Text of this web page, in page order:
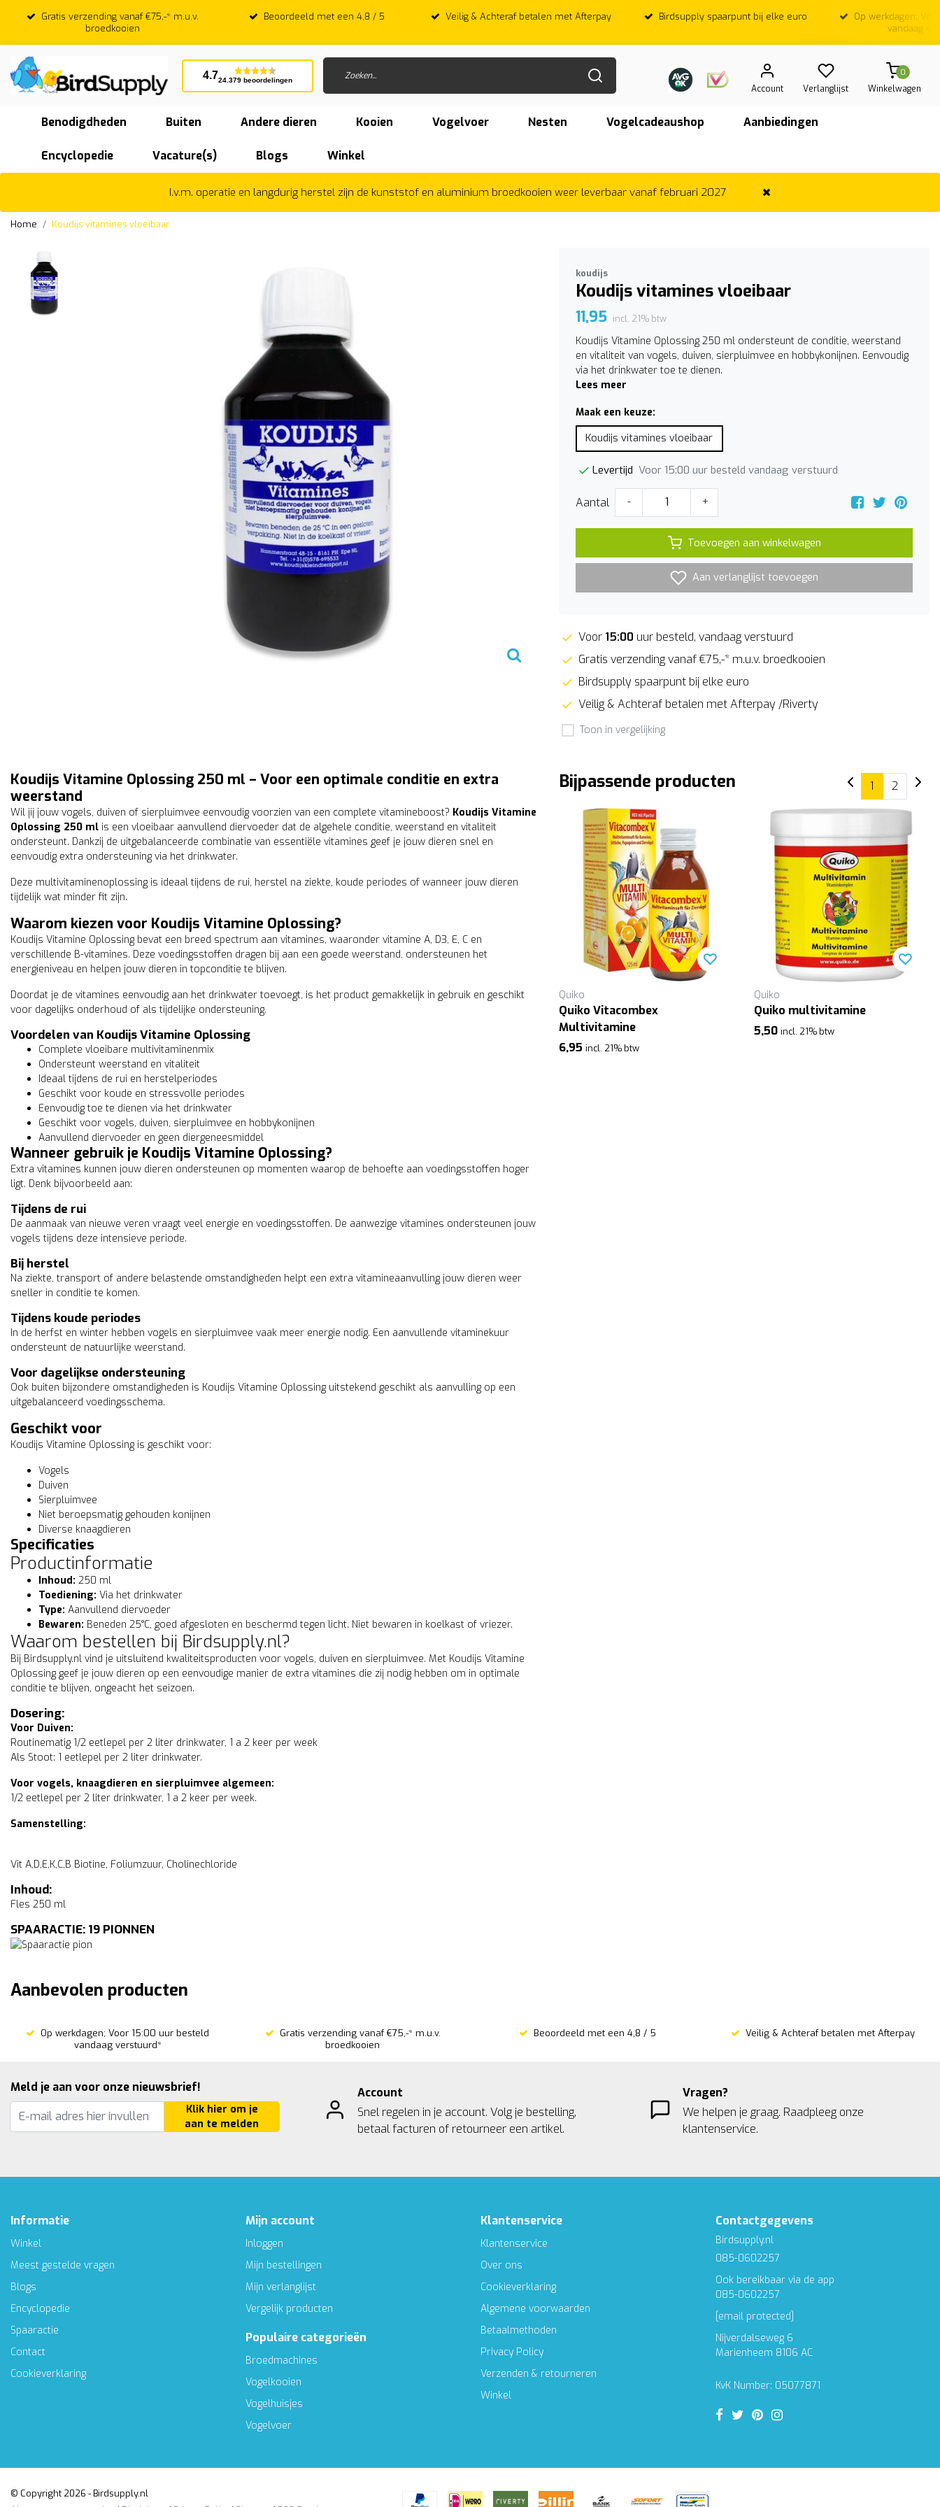
Gratis verzending vanaf €75,-* m.u.v.
broedkooien
Beoordeeld met een 4,8 / 5 Veilig & Achteraf betalen met Afterpay Birdsupply spaarpunt bij elke euro
Op werkdagen;
vandaag
4.724.379 beoordelingen
Account Verlanglijst
0
Winkelwagen
Benodigdheden Buiten Andere dieren Kooien Vogelvoer Nesten Vogelcadeaushop Aanbiedingen
Encyclopedie Vacature(s) Blogs Winkel
I.v.m. operatie en langdurig herstel zijn de kunststof en aluminium broedkooien weer leverbaar vanaf februari 2027
Home Koudijs vitamines vloeibaar
koudijs
Koudijs vitamines vloeibaar
11,95 incl. 21% btw
Koudijs Vitamine Oplossing 250 ml ondersteunt de conditie, weerstand
en vitaliteit van vogels, duiven, sierpluimvee en hobbykonijnen. Eenvoudig
via het drinkwater toe te dienen.
Lees meer
Maak een keuze:
Koudijs vitamines vloeibaar
Levertijd Voor 15:00 uur besteld vandaag verstuurd
Aantal - +
Toevoegen aan winkelwagen
Aan verlanglijst toevoegen
Voor 15:00 uur besteld, vandaag verstuurd
Gratis verzending vanaf €75,-* m.u.v. broedkooien
Birdsupply spaarpunt bij elke euro
Veilig & Achteraf betalen met Afterpay /Riverty
Toon in vergelijking
Koudijs Vitamine Oplossing 250 ml – Voor een optimale conditie en extra
weerstand
Wil jij jouw vogels, duiven of sierpluimvee eenvoudig voorzien van een complete vitamineboost? Koudijs Vitamine
Oplossing 250 ml is een vloeibaar aanvullend diervoeder dat de algehele conditie, weerstand en vitaliteit
ondersteunt. Dankzij de uitgebalanceerde combinatie van essentiële vitamines geef je jouw dieren snel en
eenvoudig extra ondersteuning via het drinkwater.
Deze multivitaminenoplossing is ideaal tijdens de rui, herstel na ziekte, koude periodes of wanneer jouw dieren
tijdelijk wat minder fit zijn.
Waarom kiezen voor Koudijs Vitamine Oplossing?
Koudijs Vitamine Oplossing bevat een breed spectrum aan vitamines, waaronder vitamine A, D3, E, C en
verschillende B-vitamines. Deze voedingsstoffen dragen bij aan een goede weerstand, ondersteunen het
energieniveau en helpen jouw dieren in topconditie te blijven.
Doordat je de vitamines eenvoudig aan het drinkwater toevoegt, is het product gemakkelijk in gebruik en geschikt
voor dagelijks onderhoud of als tijdelijke ondersteuning.
Voordelen van Koudijs Vitamine Oplossing
Complete vloeibare multivitaminenmix
Ondersteunt weerstand en vitaliteit
Ideaal tijdens de rui en herstelperiodes
Geschikt voor koude en stressvolle periodes
Eenvoudig toe te dienen via het drinkwater
Geschikt voor vogels, duiven, sierpluimvee en hobbykonijnen
Aanvullend diervoeder en geen diergeneesmiddel
Wanneer gebruik je Koudijs Vitamine Oplossing?
Extra vitamines kunnen jouw dieren ondersteunen op momenten waarop de behoefte aan voedingsstoffen hoger
ligt. Denk bijvoorbeeld aan:
Tijdens de rui
De aanmaak van nieuwe veren vraagt veel energie en voedingsstoffen. De aanwezige vitamines ondersteunen jouw
vogels tijdens deze intensieve periode.
Bij herstel
Na ziekte, transport of andere belastende omstandigheden helpt een extra vitamineaanvulling jouw dieren weer
sneller in conditie te komen.
Tijdens koude periodes
In de herfst en winter hebben vogels en sierpluimvee vaak meer energie nodig. Een aanvullende vitaminekuur
ondersteunt de natuurlijke weerstand.
Voor dagelijkse ondersteuning
Ook buiten bijzondere omstandigheden is Koudijs Vitamine Oplossing uitstekend geschikt als aanvulling op een
uitgebalanceerd voedingsschema.
Geschikt voor
Koudijs Vitamine Oplossing is geschikt voor:
Vogels
Duiven
Sierpluimvee
Niet beroepsmatig gehouden konijnen
Diverse knaagdieren
Specificaties
Productinformatie
Inhoud: 250 ml
Toediening: Via het drinkwater
Type: Aanvullend diervoeder
Bewaren: Beneden 25°C, goed afgesloten en beschermd tegen licht. Niet bewaren in koelkast of vriezer.
Waarom bestellen bij Birdsupply.nl?
Bij Birdsupply.nl vind je uitsluitend kwaliteitsproducten voor vogels, duiven en sierpluimvee. Met Koudijs Vitamine
Oplossing geef je jouw dieren op een eenvoudige manier de extra vitamines die zij nodig hebben om in optimale
conditie te blijven, ongeacht het seizoen.
Dosering:
Voor Duiven:
Routinematig 1/2 eetlepel per 2 liter drinkwater, 1 a 2 keer per week
Als Stoot: 1 eetlepel per 2 liter drinkwater.
Voor vogels, knaagdieren en sierpluimvee algemeen:
1/2 eetlepel per 2 liter drinkwater, 1 a 2 keer per week.
Samenstelling:
Vit A,D,E,K,C,B Biotine, Foliumzuur, Cholinechloride
Inhoud:
Fles 250 ml
SPAARACTIE: 19 PIONNEN
Bijpassende producten
Quiko
Quiko multivitamine
5,50 incl. 21% btw
Quiko Quiko
Quiko Vitacombex
Multivitamine
6,95 incl. 21% btw
Quiko
Quiko multivitamine
5,50 incl. 21% btw
1 2
Aanbevolen producten
Op werkdagen; Voor 15:00 uur besteld
vandaag verstuurd*
Gratis verzending vanaf €75,-* m.u.v.
broedkooien
Beoordeeld met een 4,8 / 5 Veilig & Achteraf betalen met Afterpay
Meld je aan voor onze nieuwsbrief!
Klik hier om je
aan te melden
Account
Snel regelen in je account. Volg je bestelling,
betaal facturen of retourneer een artikel.
Vragen?
We helpen je graag. Raadpleeg onze
klantenservice.
Informatie
Winkel
Meest gestelde vragen
Blogs
Encyclopedie
Spaaractie
Contact
Cookieverklaring
Mijn account
Inloggen
Mijn bestellingen
Mijn verlanglijst
Vergelijk producten
Populaire categorieën
Broedmachines
Vogelkooien
Vogelhuisjes
Vogelvoer
Klantenservice
Klantenservice
Over ons
Cookieverklaring
Algemene voorwaarden
Betaalmethoden
Privacy Policy
Verzenden & retourneren
Winkel
Contactgegevens
Birdsupply.nl
085-0602257
Ook bereikbaar via de app
085-0602257
[email protected]
Nijverdalseweg 6
Marienheem 8106 AC
KvK Number: 05077871
© Copyright 2026 - Birdsupply.nl